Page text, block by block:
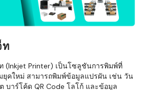
ท
(Inkjet Printer) เป็นโซลูชันการพิมพ์ที่
ยุคใหม่ สามารถพิมพ์ข้อมูลแปรผัน เช่น วัน
บาร์โค้ด QR Code โลโก้ และข้อมูล